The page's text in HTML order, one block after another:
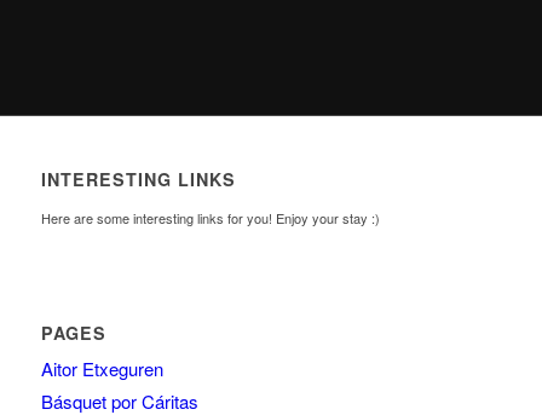
INTERESTING LINKS
Here are some interesting links for you! Enjoy your stay :)
PAGES
Aitor Etxeguren
Básquet por Cáritas